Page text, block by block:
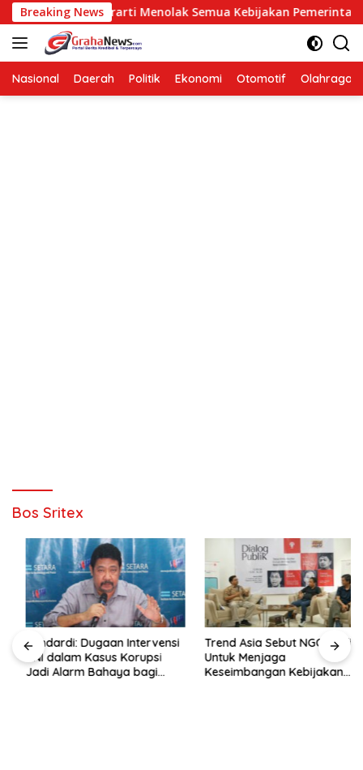
Langsung
ke
konten
Breaking News
Bukan Berarti Menolak Semua Kebijakan Pemerintah
Nasional Daerah Politik Ekonomi Otomotif Olahraga
Bos Sritex
Hendardi: Dugaan Intervensi
TNI dalam Kasus Korupsi
Jadi Alarm Bahaya bagi
Trend Asia Sebut NGO Hadir
Untuk Menjaga
Keseimbangan Kebijakan